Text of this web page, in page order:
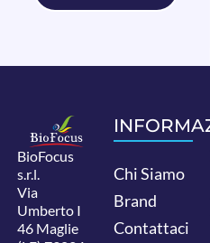
BioFocus
s.r.l.
Via
Umberto I
46 Maglie
Chi Siamo
Brand
Contattaci